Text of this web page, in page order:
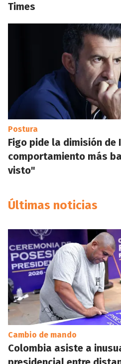
Times
Postura
Figo pide la dimisión de
comportamiento más
visto"
Últimas noticias
Cambio de mando
Colombia asiste a